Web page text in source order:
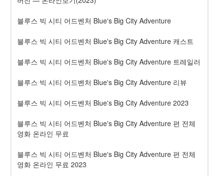
블루스 빅 시티 어드벤처 Blue's Big City Adventure
블루스 빅 시티 어드벤처 Blue's Big City Adventure 캐스트
블루스 빅 시티 어드벤처 Blue's Big City Adventure 트레일러
블루스 빅 시티 어드벤처 Blue's Big City Adventure 리뷰
블루스 빅 시티 어드벤처 Blue's Big City Adventure 2023
블루스 빅 시티 어드벤처 Blue's Big City Adventure 편 전체
영화 온라인 무료
블루스 빅 시티 어드벤처 Blue's Big City Adventure 편 전체
영화 온라인 무료 2023